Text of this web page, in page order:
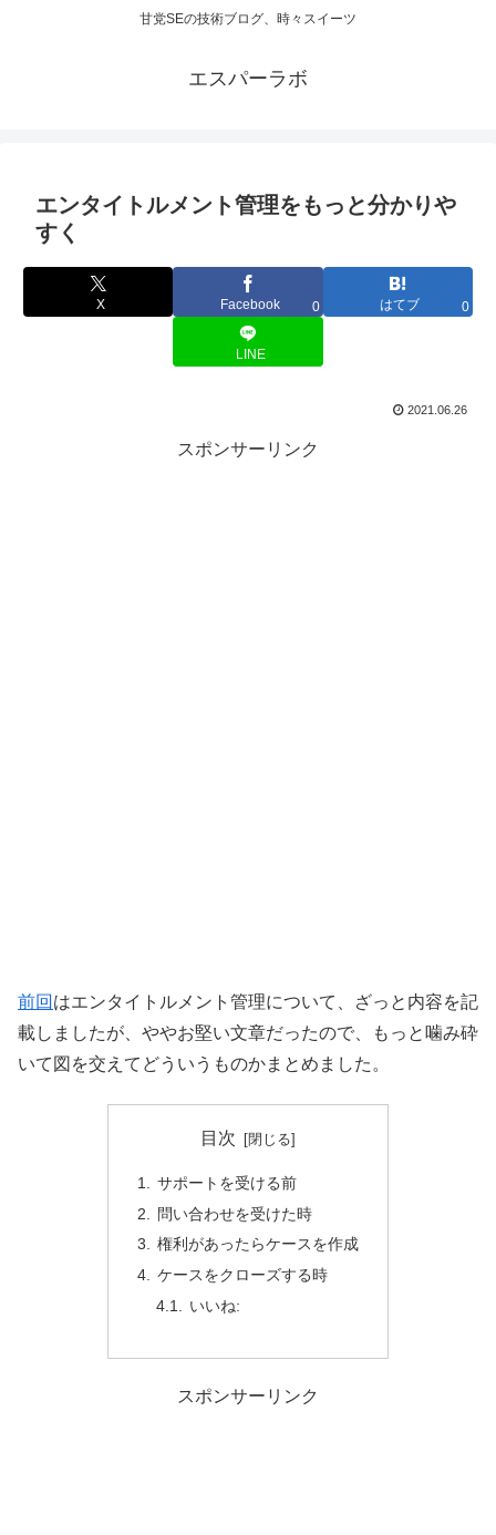
甘党SEの技術ブログ、時々スイーツ
エスパーラボ
エンタイトルメント管理をもっと分かりや
すく
X Facebook 0 はてブ 0
LINE
2021.06.26
スポンサーリンク
前回 はエンタイトルメント管理について、ざっと内容を記
載しましたが、ややお堅い文章だったので、もっと噛み砕
いて図を交えてどういうものかまとめました。
目次
サポートを受ける前
問い合わせを受けた時
権利があったらケースを作成
ケースをクローズする時
いいね:
スポンサーリンク